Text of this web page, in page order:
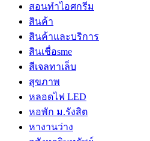
สอนทำไอศกรีม
สินค้า
สินค้าและบริการ
สินเชื่อsme
สีเจลทาเล็บ
สุขภาพ
หลอดไฟ LED
หอพัก ม.รังสิต
หางานว่าง